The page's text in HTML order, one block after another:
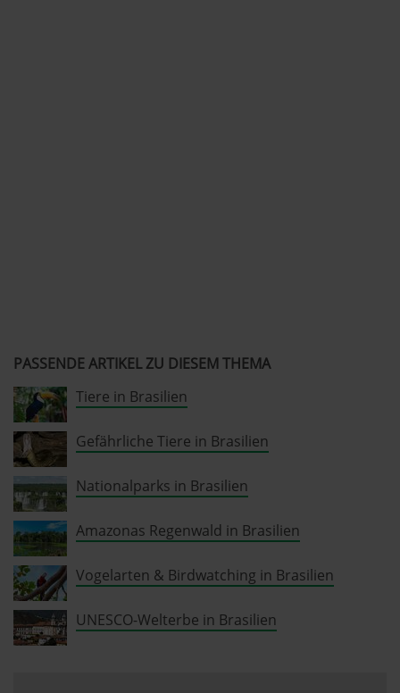
PASSENDE ARTIKEL ZU DIESEM THEMA
Tiere in Brasilien
Gefährliche Tiere in Brasilien
Nationalparks in Brasilien
Amazonas Regenwald in Brasilien
Vogelarten & Birdwatching in Brasilien
UNESCO-Welterbe in Brasilien